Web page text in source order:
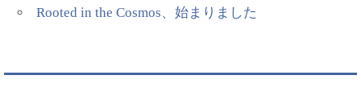
Rooted in the Cosmos、始まりました